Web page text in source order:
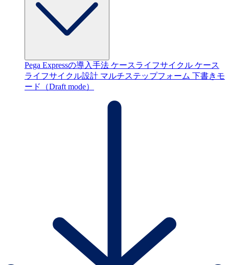
Pega Expressの導入手法 ケースライフサイクル ケース
ライフサイクル設計 マルチステップフォーム 下書きモ
ード（Draft mode）